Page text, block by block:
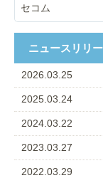
セコム
ニュースリリ
2026.03.25
2025.03.24
2024.03.22
2023.03.27
2022.03.29